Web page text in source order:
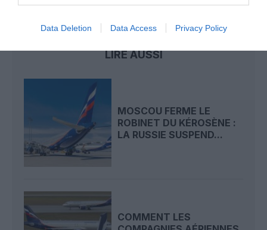
Data Deletion Data Access Privacy Policy
LIRE AUSSI
MOSCOU FERME LE
ROBINET DU KÉROSÈNE :
LA RUSSIE SUSPEND...
COMMENT LES